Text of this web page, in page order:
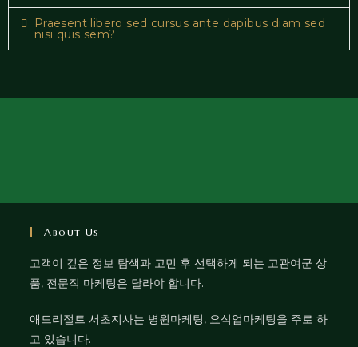
Praesent libero sed cursus ante dapibus diam sed
nisi quis sem?
About Us
고객이 깊은 정보 탐색과 고민 후 선택하게 되는 고관여군 상
품, 전문직 마케팅은 달라야 합니다.
애드리절트 서초지사는 병원마케팅, 요식업마케팅을 주로 하
고 있습니다.